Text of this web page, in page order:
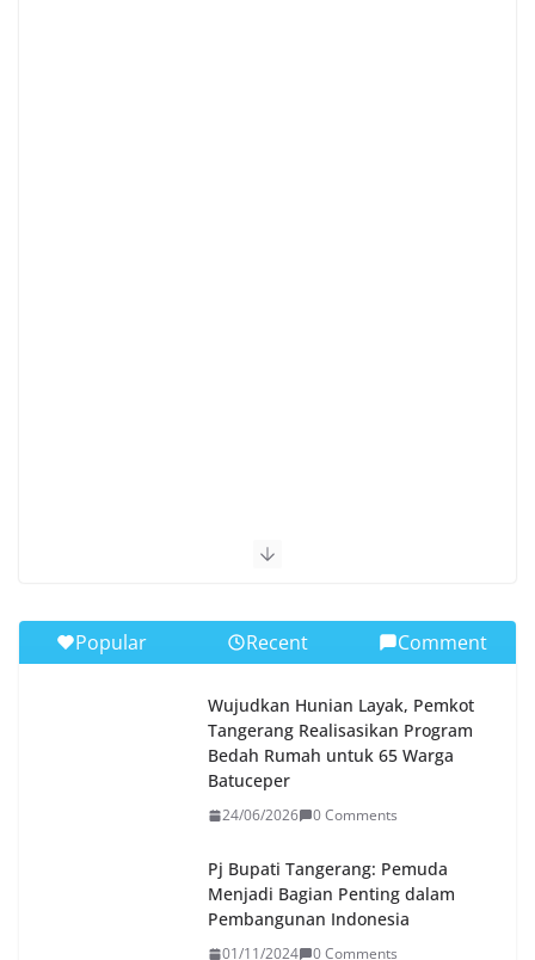
Popular Recent Comment
Wujudkan Hunian Layak, Pemkot
Tangerang Realisasikan Program
Bedah Rumah untuk 65 Warga
Batuceper
24/06/2026 0 Comments
Pj Bupati Tangerang: Pemuda
Menjadi Bagian Penting dalam
Pembangunan Indonesia
01/11/2024 0 Comments